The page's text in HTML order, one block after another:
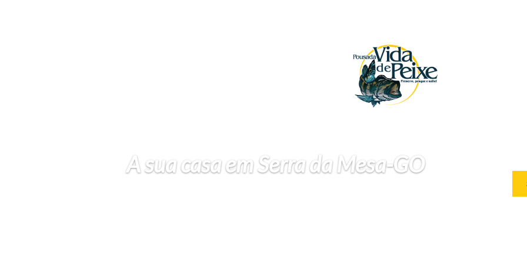
A sua casa em Serra da Mesa-GO